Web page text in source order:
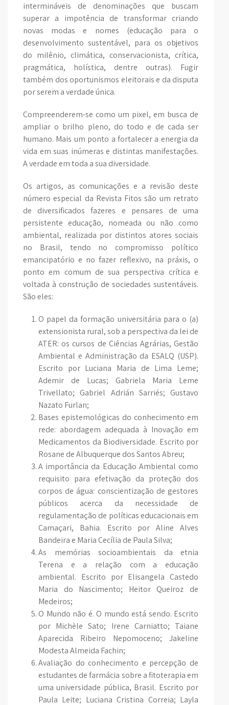
intermináveis de denominações que buscam
superar a impotência de transformar criando
novas modas e nomes (educação para o
desenvolvimento sustentável, para os objetivos
do milênio, climática, conservacionista, crítica,
pragmática, holística, dentre outras). Fugir
também dos oportunismos eleitorais e da disputa
por serem a verdade única.
Compreenderem-se como um pixel, em busca de
ampliar o brilho pleno, do todo e de cada ser
humano. Mais um ponto a fortalecer a energia da
vida em suas inúmeras e distintas manifestações.
A verdade em toda a sua diversidade.
Os artigos, as comunicações e a revisão deste
número especial da Revista Fitos são um retrato
de diversificados fazeres e pensares de uma
persistente educação, nomeada ou não como
ambiental, realizada por distintos atores sociais
no Brasil, tendo no compromisso político
emancipatório e no fazer reflexivo, na práxis, o
ponto em comum de sua perspectiva crítica e
voltada à construção de sociedades sustentáveis.
São eles:
O papel da formação universitária para o (a)
extensionista rural, sob a perspectiva da lei de
ATER: os cursos de Ciências Agrárias, Gestão
Ambiental e Administração da ESALQ (USP).
Escrito por Luciana Maria de Lima Leme;
Ademir de Lucas; Gabriela Maria Leme
Trivellato; Gabriel Adrián Sarriés; Gustavo
Nazato Furlan;
Bases epistemológicas do conhecimento em
rede: abordagem adequada à Inovação em
Medicamentos da Biodiversidade. Escrito por
Rosane de Albuquerque dos Santos Abreu;
A importância da Educação Ambiental como
requisito para efetivação da proteção dos
corpos de água: conscientização de gestores
públicos acerca da necessidade de
regulamentação de políticas educacionais em
Camaçari, Bahia. Escrito por Aline Alves
Bandeira e Maria Cecília de Paula Silva;
As memórias socioambientais da etnia
Terena e a relação com a educação
ambiental. Escrito por Elisangela Castedo
Maria do Nascimento; Heitor Queiroz de
Medeiros;
O Mundo não é. O mundo está sendo. Escrito
por Michèle Sato; Irene Carniatto; Taiane
Aparecida Ribeiro Nepomoceno; Jakeline
Modesta Almeida Fachin;
Avaliação do conhecimento e percepção de
estudantes de farmácia sobre a fitoterapia em
uma universidade pública, Brasil. Escrito por
Paula Leite; Luciana Cristina Correia; Layla